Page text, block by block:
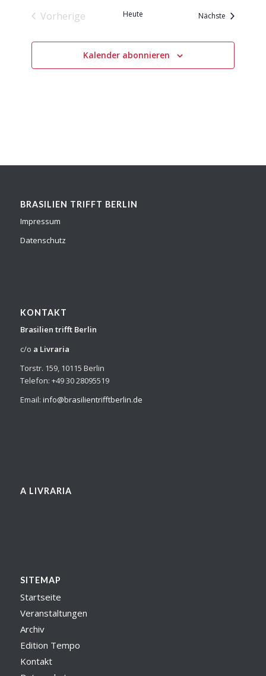
Vorherige
Heute Nächste
Kalender abonnieren
BRASILIEN TRIFFT BERLIN
Impressum
Datenschutz
KONTAKT
Brasilien trifft Berlin
c/o a Livraria
Torstr. 159, 10115 Berlin
Telefon: +49 30 28095519
Email: info@brasilientrifftberlin.de
A LIVRARIA
SITEMAP
Startseite
Veranstaltungen
Archiv
Edition Tempo
Kontakt